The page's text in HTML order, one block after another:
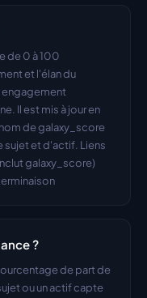
de 0 à 100
et l'élan du
engagement
Il est mis à jour en
de galaxy_score
sujet et d'actif. Liens
galaxy_score)
?
de part de
ou un actif capte